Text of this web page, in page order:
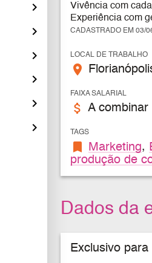
Vivência com
Experiência com
CADASTRADO EM 03/
LOCAL DE TRABALHO
place
FAIXA SALARIAL
attach_money A combinar
TAGS
bookmark Marketing,
produção de
Dados da
Exclusivo